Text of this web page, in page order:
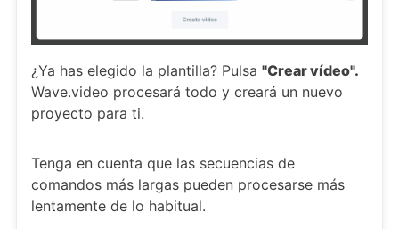
¿Ya has elegido la plantilla? Pulsa "Crear vídeo".
Wave.video procesará todo y creará un nuevo
proyecto para ti.
Tenga en cuenta que las secuencias de
comandos más largas pueden procesarse más
lentamente de lo habitual.